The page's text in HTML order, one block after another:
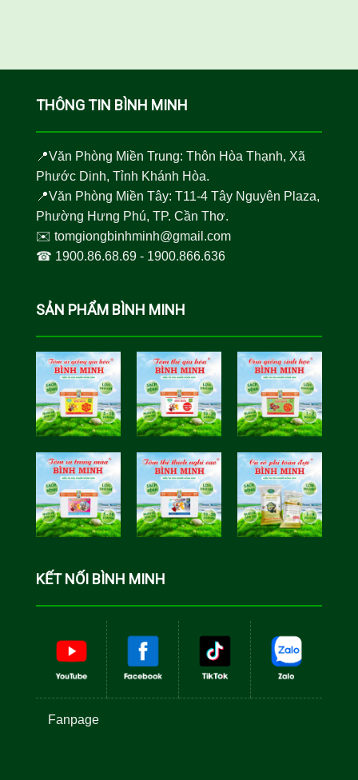
THÔNG TIN BÌNH MINH
📍Văn Phòng Miền Trung: Thôn Hòa Thạnh, Xã
Phước Dinh, Tỉnh Khánh Hòa.
📍Văn Phòng Miền Tây: T11-4 Tây Nguyên Plaza,
Phường Hưng Phú, TP. Cần Thơ.
✉️ tomgiongbinhminh@gmail.com
☎︎ 1900.86.68.69- 1900.866.636
SẢN PHẨM BÌNH MINH
Hóa Bình
Minh
Học Bình
Minh
KẾT NỐI BÌNH MINH
Fanpage